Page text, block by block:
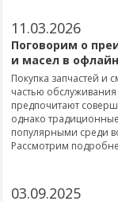
11.03.2026
Поговорим о
и масел в
Покупка запчастей и
частью
предпочитают
однако
популярными среди
Рассмотрим
03.09.2025